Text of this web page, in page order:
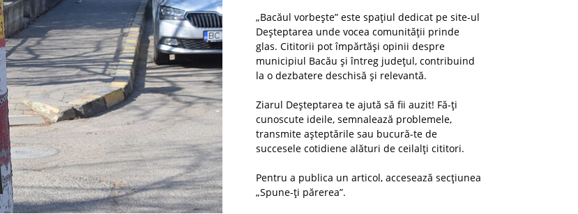
„Bacăul vorbește” este spațiul dedicat pe site-ul
Deșteptarea unde vocea comunității prinde
glas. Cititorii pot împărtăși opinii despre
municipiul Bacău și întreg județul, contribuind
la o dezbatere deschisă și relevantă.
Ziarul Deșteptarea te ajută să fii auzit! Fă-ți
cunoscute ideile, semnalează problemele,
transmite așteptările sau bucură-te de
succesele cotidiene alături de ceilalți cititori.
Pentru a publica un articol, accesează secțiunea
„Spune-ți părerea”.